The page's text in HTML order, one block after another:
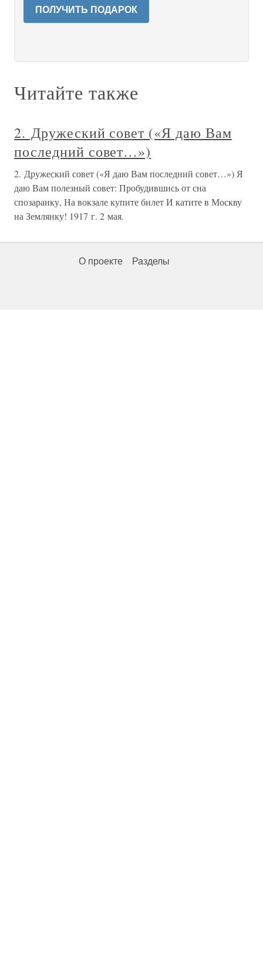
ПОЛУЧИТЬ ПОДАРОК
Читайте также
2. Дружеский совет («Я даю Вам
последний совет…»)
2. Дружеский совет («Я даю Вам последний совет…») Я
даю Вам полезный совет: Пробудившись от сна
спозаранку, На вокзале купите билет И катите в Москву
на Землянку! 1917 г. 2 мая.
О проекте Разделы